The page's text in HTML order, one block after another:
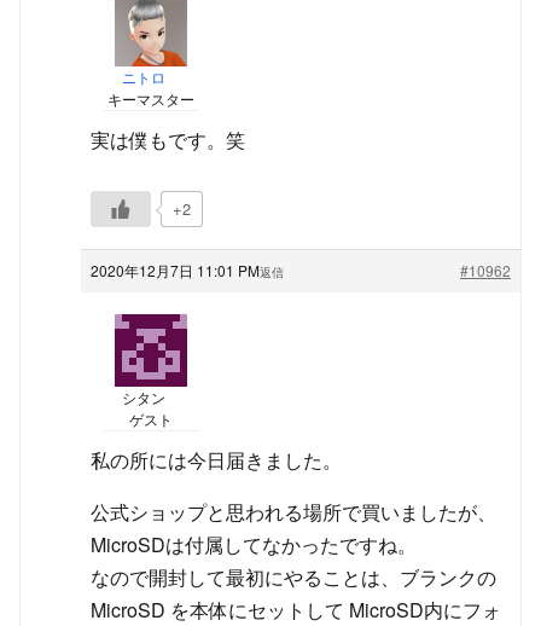
ニトロ
キーマスター
実は僕もです。笑
+2
2020年12月7日 11:01 PM #10962
返信
シタン
ゲスト
私の所には今日届きました。
公式ショップと思われる場所で買いましたが、
MicroSDは付属してなかったですね。
なので開封して最初にやることは、ブランクの
MicroSD を本体にセットして MicroSD内にフォ